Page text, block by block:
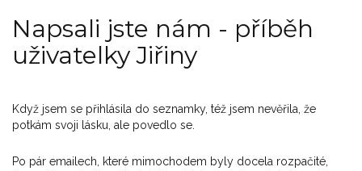
Napsali jste nám - příběh
uživatelky Jiřiny
Když jsem se přihlásila do seznamky, též jsem nevěřila, že
potkám svoji lásku, ale povedlo se.
Po pár emailech, které mimochodem byly docela rozpačité,